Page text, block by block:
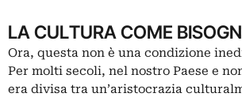
LA CULTURA COME
Ora, questa non è una condizione
Per molti secoli, nel nostro Paese e
era divisa tra un’aristocrazia